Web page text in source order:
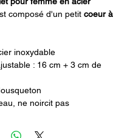
composé d'un petit coeur à
inoxydable
: 16 cm + 3 cm de
ne noircit pas